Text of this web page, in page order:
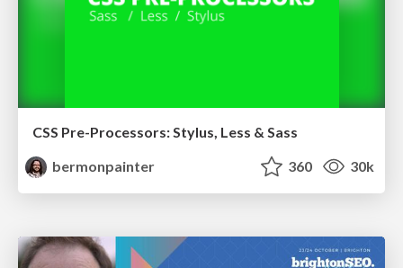
CSS Pre-Processors: Stylus, Less & Sass
bermonpainter
360 30k